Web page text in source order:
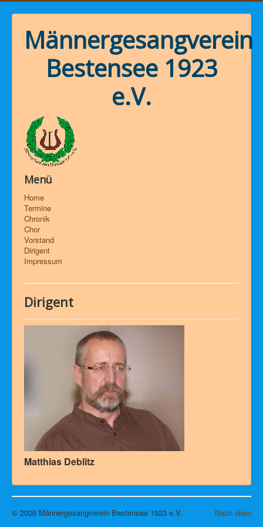
Männergesangverein
Bestensee 1923
e.V.
Menü
Home
Termine
Chronik
Chor
Vorstand
Dirigent
Impressum
Dirigent
Matthias Deblitz
Nach oben
© 2026 Männergesangverein Bestensee 1923 e.V.